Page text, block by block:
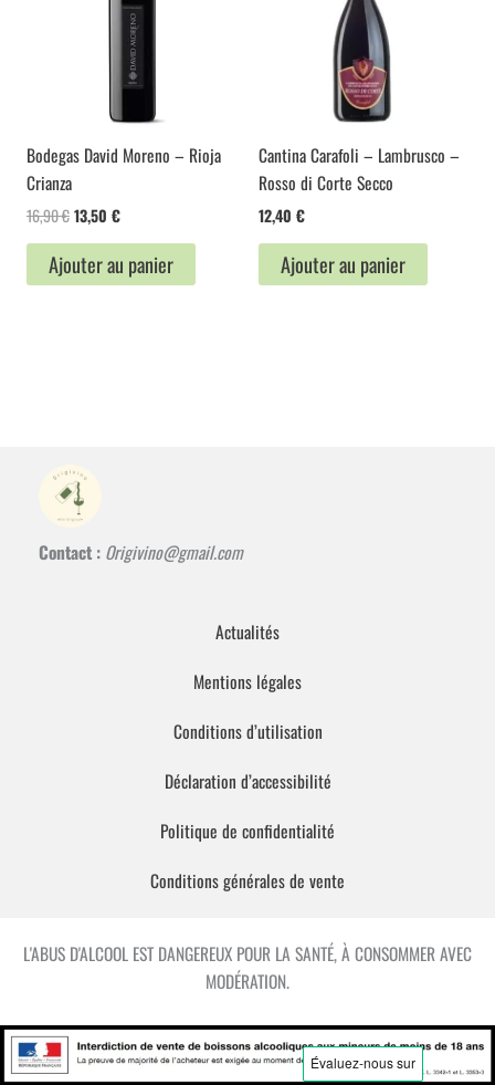
Bodegas David Moreno – Rioja
Crianza
16,90€Le
initial
était :
16,90 €.
13,50 €Le
actuel
est :
13,50 €.
Ajouter au panier
Cantina Carafoli – Lambrusco –
Rosso di Corte Secco
12,40 €
Ajouter au panier
Contact : Origivino@gmail.com
Actualités
Mentions légales
Conditions d’utilisation
Déclaration d’accessibilité
Politique de confidentialité
Conditions générales de vente
L'ABUS D'ALCOOL EST DANGEREUX POUR LA SANTÉ, À CONSOMMER AVEC
MODÉRATION.